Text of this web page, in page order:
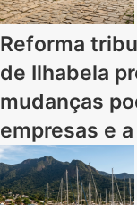
Reforma
de Ilhabela
mudanças
empresas e